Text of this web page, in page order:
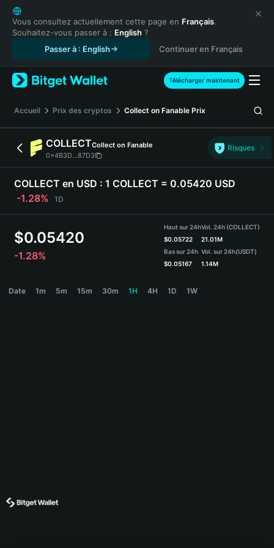
English
日本語
Tiếng Việt
Español (Latinoamérica)
Türkçe
Français
Deutsch
简体中文
繁體中文
Português (Portugal)
Bahasa Indonesia
ภาษาไทย
हिन्दी
Español
Português (Brasil)
Vous consultez actuellement cette page en Français.
Souhaitez-vous passer à : English ?
Passer à : English
Continuer en Français
Télécharger maintenant
Accueil Prix des cryptos Collect on Fanable Prix
COLLECTCollect on Fanable
0x4B3D...87D3
Risques
COLLECT en USD : 1 COLLECT = 0.05420 USD
-1.28%
1D
$0.05420
-1.28%
Haut sur 24h
$0.05722
Bas sur 24h
$0.05167
Vol. 24h (COLLECT)
21.01M
Vol. sur 24h(USDT)
1.14M
Date 1m 5m 15m 30m 1H 4H 1D 1W